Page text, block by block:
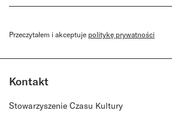
Przeczytałem i akceptuje politykę prywatności
Kontakt
Stowarzyszenie Czasu Kultury